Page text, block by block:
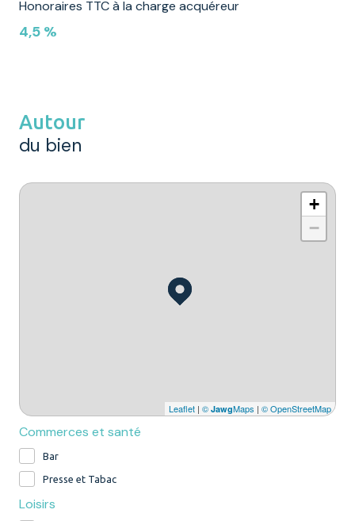
Honoraires TTC à la charge acquéreur
4,5 %
Autour
du bien
+
−
Leaflet | © JawgMaps | © OpenStreetMap
Commerces et santé
Bar
Presse et Tabac
Loisirs